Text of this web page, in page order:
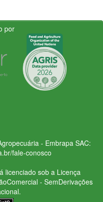
por
- Embrapa SAC:
fale-conosco
licenciado sob a Licença
- SemDerivações